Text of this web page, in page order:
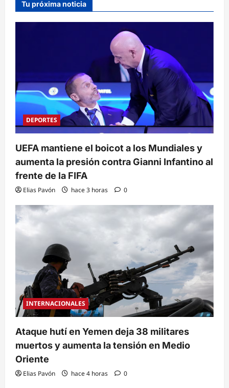
Tu próxima noticia
DEPORTES
UEFA mantiene el boicot a los Mundiales y
aumenta la presión contra Gianni Infantino al
frente de la FIFA
Elias Pavón hace 3 horas 0
INTERNACIONALES
Ataque hutí en Yemen deja 38 militares
muertos y aumenta la tensión en Medio
Oriente
Elias Pavón hace 4 horas 0